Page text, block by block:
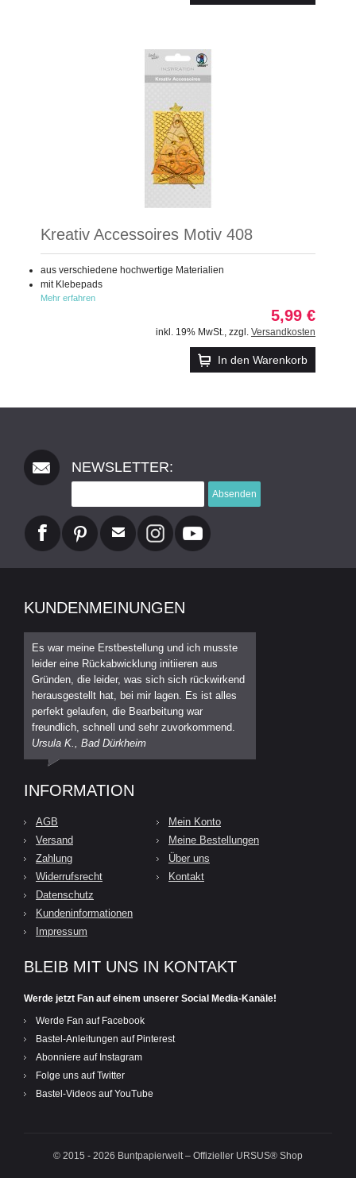
Kreativ Accessoires Motiv 408
aus verschiedene hochwertige Materialien
mit Klebepads
Mehr erfahren
5,99 €
inkl. 19% MwSt. zzgl. Versandkosten
In den Warenkorb
NEWSLETTER:
Absenden
KUNDENMEINUNGEN
Es war meine Erstbestellung und ich musste
leider eine Rückabwicklung initiieren aus
Gründen, die leider, was sich sich rückwirkend
herausgestellt hat, bei mir lagen. Es ist alles
perfekt gelaufen, die Bearbeitung war
freundlich, schnell und sehr zuvorkommend.
Ursula K., Bad Dürkheim
INFORMATION
AGB
Versand
Zahlung
Widerrufsrecht
Datenschutz
Kundeninformationen
Impressum
Mein Konto
Meine Bestellungen
Über uns
Kontakt
BLEIB MIT UNS IN KONTAKT
Werde jetzt Fan auf einem unserer Social Media-Kanäle!
Werde Fan auf Facebook
Bastel-Anleitungen auf Pinterest
Abonniere auf Instagram
Folge uns auf Twitter
Bastel-Videos auf YouTube
© 2015 - 2026 Buntpapierwelt – Offizieller URSUS® Shop